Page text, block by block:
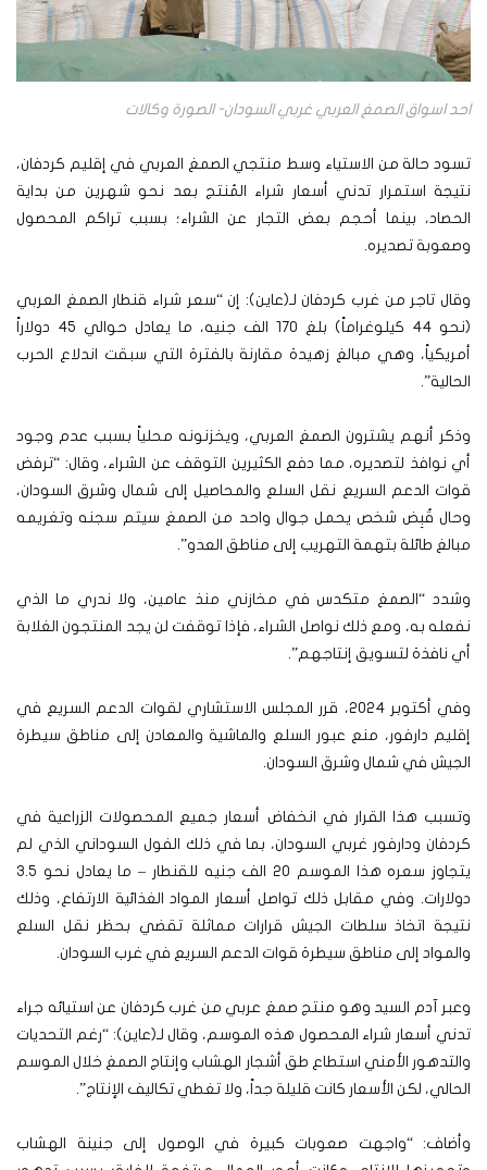
احد اسواق الصمغ العربي غربي السودان- الصورة وكالات
تسود حالة من الاستياء وسط منتجي الصمغ العربي في إقليم كردفان،
نتيجة استمرار تدني أسعار شراء المُنتج بعد نحو شهرين من بداية
الحصاد، بينما أحجم بعض التجار عن الشراء؛ بسبب تراكم المحصول
وصعوبة تصديره.
وقال تاجر من غرب كردفان لـ(عاين): إن “سعر شراء قنطار الصمغ العربي
(نحو 44 كيلوغراماً) بلغ 170 الف جنيه، ما يعادل حوالي 45 دولاراً
أمريكياً، وهي مبالغ زهيدة مقارنة بالفترة التي سبقت اندلاع الحرب
الحالية”.
وذكر أنهم يشترون الصمغ العربي، ويخزنونه محلياً بسبب عدم وجود
أي نوافذ لتصديره، مما دفع الكثيرين التوقف عن الشراء، وقال: “ترفض
قوات الدعم السريع نقل السلع والمحاصيل إلى شمال وشرق السودان،
وحال قُبِض شخص يحمل جوال واحد من الصمغ سيتم سجنه وتغريمه
مبالغ طائلة بتهمة التهريب إلى مناطق العدو”.
وشدد “الصمغ متكدس في مخازني منذ عامين، ولا ندري ما الذي
نفعله به، ومع ذلك نواصل الشراء، فإذا توقفت لن يجد المنتجون الغلابة
أي نافذة لتسويق إنتاجهم”.
وفي أكتوبر 2024، قرر المجلس الاستشاري لقوات الدعم السريع في
إقليم دارفور، منع عبور السلع والماشية والمعادن إلى مناطق سيطرة
الجيش في شمال وشرق السودان.
وتسبب هذا القرار في انخفاض أسعار جميع المحصولات الزراعية في
كردفان ودارفور غربي السودان، بما في ذلك الفول السوداني الذي لم
يتجاوز سعره هذا الموسم 20 الف جنيه للقنطار – ما يعادل نحو 3.5
دولارات. وفي مقابل ذلك تواصل أسعار المواد الغذائية الارتفاع، وذلك
نتيجة اتخاذ سلطات الجيش قرارات مماثلة تقضي بحظر نقل السلع
والمواد إلى مناطق سيطرة قوات الدعم السريع في غرب السودان.
وعبر آدم السيد وهو منتج صمغ عربي من غرب كردفان عن استيائه جراء
تدني أسعار شراء المحصول هذه الموسم، وقال لـ(عاين): “رغم التحديات
والتدهور الأمني استطاع طق أشجار الهشاب وإنتاج الصمغ خلال الموسم
الحالي، لكن الأسعار كانت قليلة جداً، ولا تغطي تكاليف الإنتاج”.
وأضاف: “واجهت صعوبات كبيرة في الوصول إلى جنينة الهشاب